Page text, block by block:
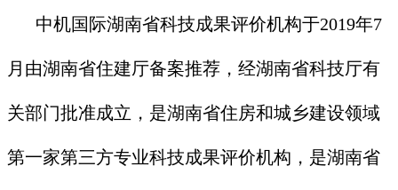
中机国际湖南省科技成果评价机构于2019年7
月由湖南省住建厅备案推荐，经湖南省科技厅有
关部门批准成立，是湖南省住房和城乡建设领域
第一家第三方专业科技成果评价机构，是湖南省